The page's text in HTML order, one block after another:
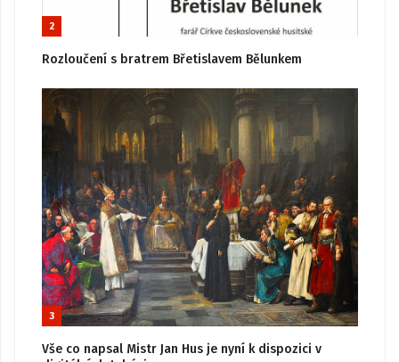
2
Rozloučení s bratrem Břetislavem Bělunkem
3
Vše co napsal Mistr Jan Hus je nyní k dispozici v